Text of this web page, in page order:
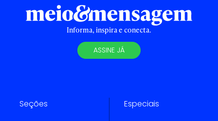
Informa, inspira e conecta.
ASSINE JÁ
Seções Especiais